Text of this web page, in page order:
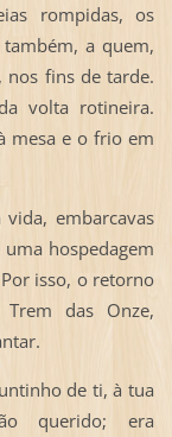
rompidas, os
a quem,
nos fins de tarde.
volta rotineira.
mesa e o frio em
embarcavas
hospedagem
isso, o retorno
das Onze,
de ti, à tua
querido; era